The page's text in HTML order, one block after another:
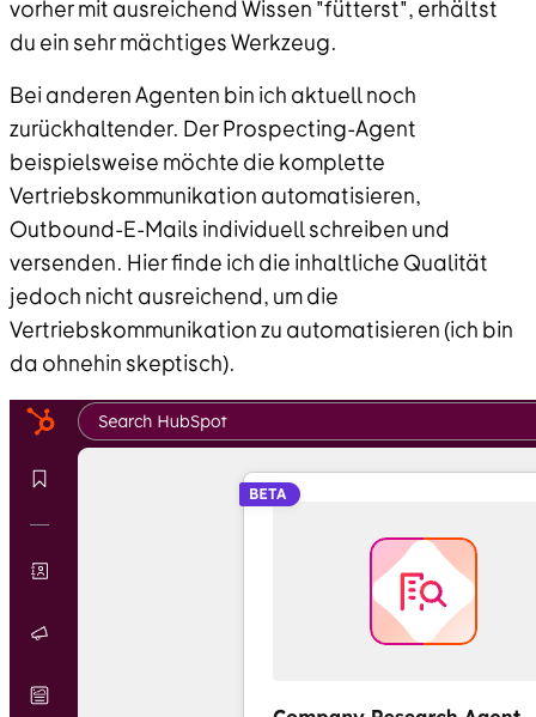
vorher mit ausreichend Wissen "fütterst", erhältst
du ein sehr mächtiges Werkzeug.
Bei anderen Agenten bin ich aktuell noch
zurückhaltender. Der Prospecting-Agent
beispielsweise möchte die komplette
Vertriebskommunikation automatisieren,
Outbound-E-Mails individuell schreiben und
versenden. Hier finde ich die inhaltliche Qualität
jedoch nicht ausreichend, um die
Vertriebskommunikation zu automatisieren (ich bin
da ohnehin skeptisch).